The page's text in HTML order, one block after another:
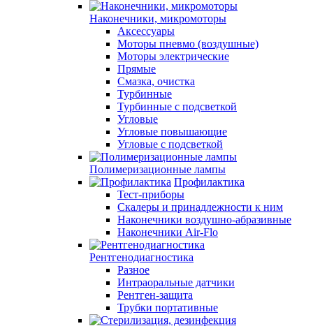
Наконечники, микромоторы
Аксессуары
Моторы пневмо (воздушные)
Моторы электрические
Прямые
Смазка, очистка
Турбинные
Турбинные с подсветкой
Угловые
Угловые повышающие
Угловые с подсветкой
Полимеризационные лампы
Профилактика
Тест-приборы
Скалеры и принадлежности к ним
Наконечники воздушно-абразивные
Наконечники Air-Flo
Рентгенодиагностика
Разное
Интраоральные датчики
Рентген-защита
Трубки портативные